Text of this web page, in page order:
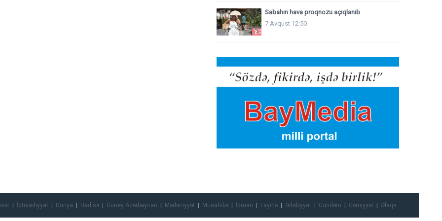
Sabahın hava proqnozu açıqlanıb
7 Avqust 12:50
İqtisadiyyat Dünya Hadisə Güney Azərbaycan Mədəniyyət Müsahibə İdman Layihə Ədəbiyyat Gündəm Cəmiyyət Əlaqə